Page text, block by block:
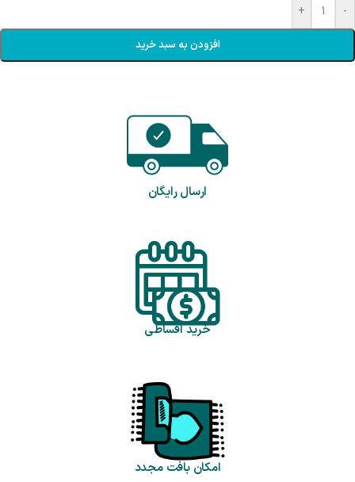
-
+
افزودن به سبد خرید
ارسال رایگان
خرید اقساطی
امکان بافت مجدد